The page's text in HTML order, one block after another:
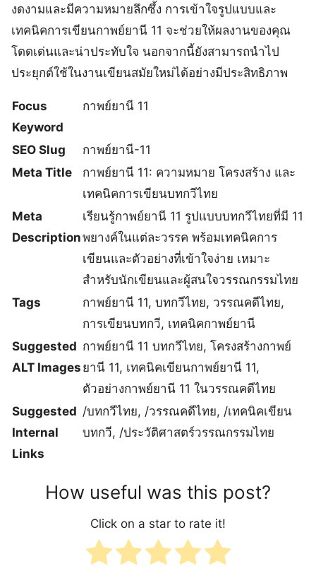
งดงามและมีความหมายลึกซึ้ง การเข้าใจรูปแบบและ
เทคนิคการเขียนกาพย์ยานี 11 จะช่วยให้ผลงานของคุณ
โดดเด่นและน่าประทับใจ นอกจากนี้ยังสามารถนำไป
ประยุกต์ใช้ในงานเขียนสมัยใหม่ได้อย่างมีประสิทธิภาพ
Focus
Keyword
กาพย์ยานี 11
SEO Slug
กาพย์ยานี-11
Meta Title
กาพย์ยานี 11: ความหมาย โครงสร้าง และ
เทคนิคการเขียนบทกวีไทย
Meta
Description
เรียนรู้กาพย์ยานี 11 รูปแบบบทกวีไทยที่มี 11
พยางค์ในแต่ละวรรค พร้อมเทคนิคการ
เขียนและตัวอย่างที่เข้าใจง่าย เหมาะ
สำหรับนักเขียนและผู้สนใจวรรณกรรมไทย
Tags
กาพย์ยานี 11, บทกวีไทย, วรรณคดีไทย,
การเขียนบทกวี, เทคนิคกาพย์ยานี
Suggested
ALT Images
กาพย์ยานี 11 บทกวีไทย, โครงสร้างกาพย์
ยานี 11, เทคนิคเขียนกาพย์ยานี 11,
ตัวอย่างกาพย์ยานี 11 ในวรรณคดีไทย
Suggested
Internal
Links
/บทกวีไทย, /วรรณคดีไทย, /เทคนิคเขียน
บทกวี, /ประวัติศาสตร์วรรณกรรมไทย
How useful was this post?
Click on a star to rate it!